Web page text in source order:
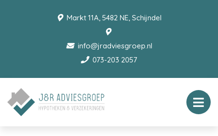
Markt 11A, 5482 NE, Schijndel
info@jradviesgroep.nl
073-203 2057